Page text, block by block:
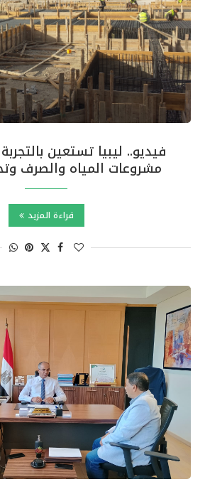
فيديو.. ليبيا تستعين
مشروعات المياه والصرف
قراءة المزيد